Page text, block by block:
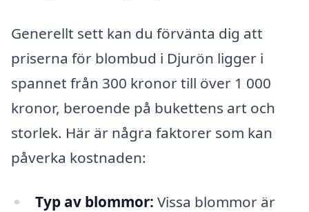
Generellt sett kan du förvänta dig att
priserna för blombud i Djurön ligger i
spannet från 300 kronor till över 1 000
kronor, beroende på bukettens art och
storlek. Här är några faktorer som kan
påverka kostnaden:
Typ av blommor: Vissa blommor är